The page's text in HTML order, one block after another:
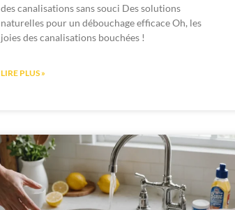
des canalisations sans souci Des solutions
naturelles pour un débouchage efficace Oh, les
joies des canalisations bouchées !
LIRE PLUS »